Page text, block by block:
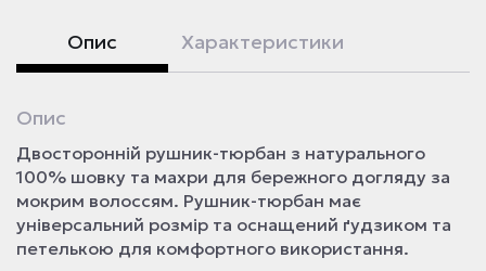
Опис Характеристики
Опис
Двосторонній рушник-тюрбан з натурального
100% шовку та махри для бережного догляду за
мокрим волоссям. Рушник-тюрбан має
універсальний розмір та оснащений ґудзиком та
петелькою для комфортного використання.